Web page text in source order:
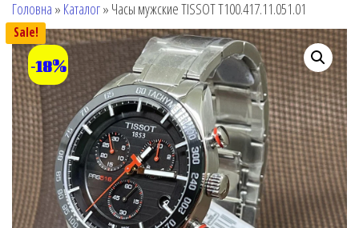
Головна » Каталог» Часы мужские TISSOT T100.417.11.051.01
Sale!
-18%